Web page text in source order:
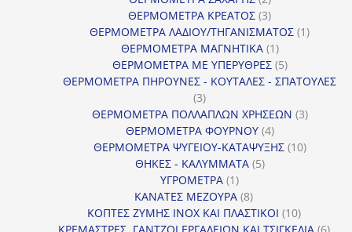
προϊόντα
ΘΕΡΜΟΜΕΤΡΑ ΚΡΕΑΤΟΣ 33
προϊόντα
ΘΕΡΜΟΜΕΤΡΑ ΛΑΔΙΟΥ/ΤΗΓΑΝΙΣΜΑΤΟΣ 11
ΘΕΡΜΟΜΕΤΡΑ ΜΑΓΝΗΤΙΚΑ 11
προϊόν
ΘΕΡΜΟΜΕΤΡΑ ΜΕ ΥΠΕΡΥΘΡΕΣ 55
προϊόντα
ΘΕΡΜΟΜΕΤΡΑ ΠΗΡΟΥΝΕΣ - ΚΟΥΤΑΛΕΣ - ΣΠΑΤΟΥΛΕΣ
33
προϊόντα
ΘΕΡΜΟΜΕΤΡΑ ΠΟΛΛΑΠΛΩΝ ΧΡΗΣΕΩΝ 33
ΘΕΡΜΟΜΕΤΡΑ ΦΟΥΡΝΟΥ 44
προϊόντα
ΘΕΡΜΟΜΕΤΡΑ ΨΥΓΕΙΟΥ-ΚΑΤΑΨΥΞΗΣ 1010
ΘΗΚΕΣ - ΚΑΛΥΜΜΑΤΑ 55
ΥΓΡΟΜΕΤΡΑ 11
προϊόν
ΚΑΝΑΤΕΣ ΜΕΖΟΥΡΑ 88
προϊόντα
ΚΟΠΤΕΣ ΖΥΜΗΣ INOX ΚΑΙ ΠΛΑΣΤΙΚΟΙ 1010
προϊόντα
6